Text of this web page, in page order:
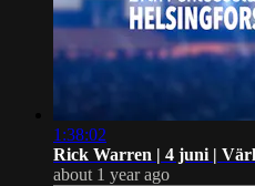
1:38:02
Rick Warren | 4 juni |
about 1 year ago